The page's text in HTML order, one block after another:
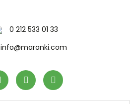
0 212 533 01 33
info@maranki.com